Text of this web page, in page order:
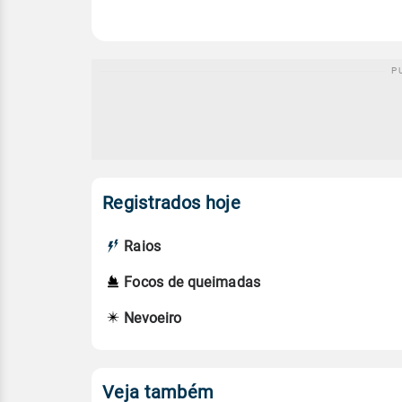
Registrados hoje
Raios
Focos de queimadas
Nevoeiro
Veja também